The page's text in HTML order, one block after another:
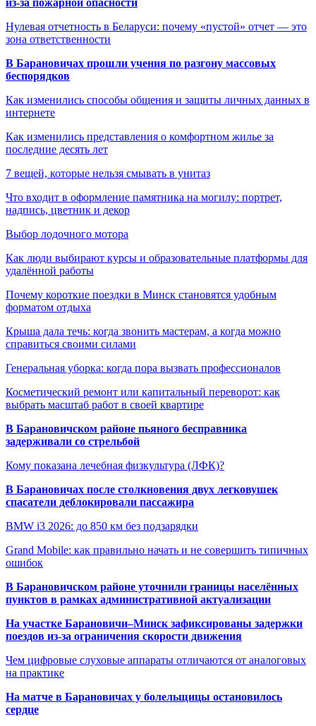
Нулевая отчетность в Беларуси: почему «пустой» отчет — это
зона ответственности
В Барановичах прошли учения по разгону массовых
беспорядков
Как изменились способы общения и защиты личных данных в
интернете
Как изменились представления о комфортном жилье за
последние десять лет
7 вещей, которые нельзя смывать в унитаз
Что входит в оформление памятника на могилу: портрет,
надпись, цветник и декор
Выбор лодочного мотора
Как люди выбирают курсы и образовательные платформы для
удалённой работы
Почему короткие поездки в Минск становятся удобным
форматом отдыха
Крыша дала течь: когда звонить мастерам, а когда можно
справиться своими силами
Генеральная уборка: когда пора вызвать профессионалов
Косметический ремонт или капитальный переворот: как
выбрать масштаб работ в своей квартире
В Барановичском районе пьяного бесправника
задерживали со стрельбой
Кому показана лечебная физкультура (ЛФК)?
В Барановичах после столкновения двух легковушек
спасатели деблокировали пассажира
BMW i3 2026: до 850 км без подзарядки
Grand Mobile: как правильно начать и не совершить типичных
ошибок
В Барановичском районе уточнили границы населённых
пунктов в рамках административной актуализации
На участке Барановичи–Минск зафиксированы задержки
поездов из-за ограничения скорости движения
Чем цифровые слуховые аппараты отличаются от аналоговых
на практике
На матче в Барановичах у болельщицы остановилось
сердце